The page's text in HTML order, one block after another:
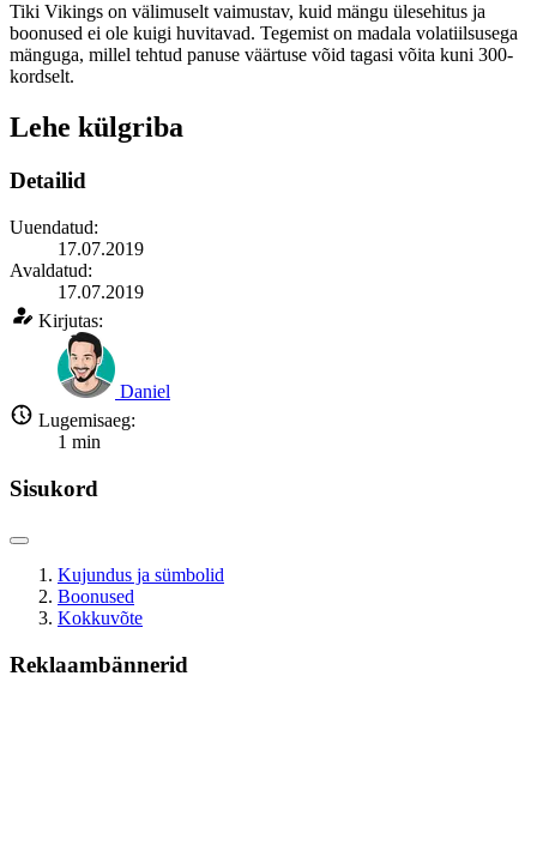
Tiki Vikings on välimuselt vaimustav, kuid mängu ülesehitus ja
boonused ei ole kuigi huvitavad. Tegemist on madala volatiilsusega
mänguga, millel tehtud panuse väärtuse võid tagasi võita kuni 300-
kordselt.
Lehe külgriba
Detailid
Uuendatud:
17.07.2019
Avaldatud:
17.07.2019
Kirjutas:
Daniel
Lugemisaeg:
1 min
Sisukord
Kujundus ja sümbolid
Boonused
Kokkuvõte
Reklaambännerid